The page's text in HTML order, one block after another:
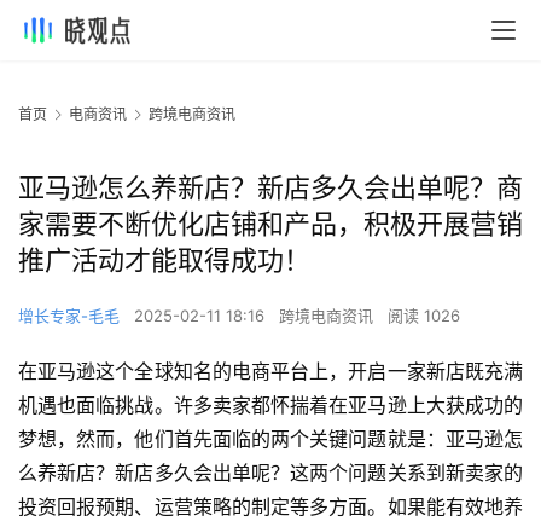
首页 电商资讯 跨境电商资讯
亚马逊怎么养新店？新店多久会出单呢？商
家需要不断优化店铺和产品，积极开展营销
推广活动才能取得成功！
增长专家-毛毛 2025-02-11 18:16 跨境电商资讯 阅读 1026
在亚马逊这个全球知名的电商平台上，开启一家新店既充满
机遇也面临挑战。许多卖家都怀揣着在亚马逊上大获成功的
梦想，然而，他们首先面临的两个关键问题就是：亚马逊怎
么养新店？新店多久会出单呢？这两个问题关系到新卖家的
投资回报预期、运营策略的制定等多方面。如果能有效地养